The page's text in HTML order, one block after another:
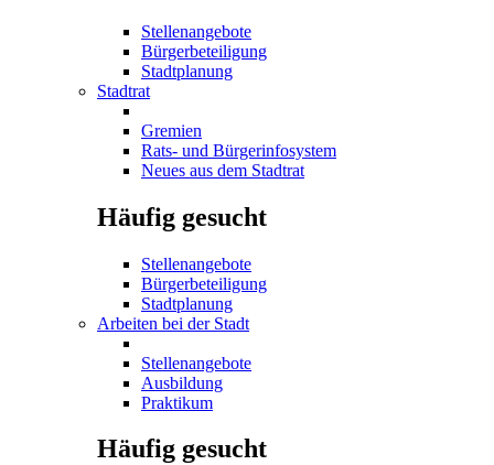
Stellenangebote
Bürgerbeteiligung
Stadtplanung
Stadtrat
Gremien
Rats- und Bürgerinfosystem
Neues aus dem Stadtrat
Häufig gesucht
Stellenangebote
Bürgerbeteiligung
Stadtplanung
Arbeiten bei der Stadt
Stellenangebote
Ausbildung
Praktikum
Häufig gesucht